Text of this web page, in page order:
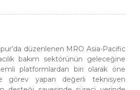
düzenlenen MRO Asia-Pacific
bakım sektörünün geleceğine
platformlardan biri olarak öne
görev yapan değerli teknisyen